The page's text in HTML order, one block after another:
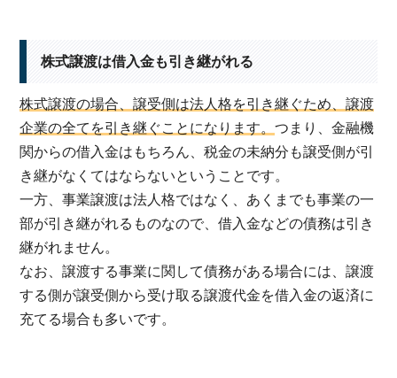
株式譲渡は借入金も引き継がれる
株式譲渡の場合、譲受側は法人格を引き継ぐため、譲渡
企業の全てを引き継ぐことになります。つまり、金融機
関からの借入金はもちろん、税金の未納分も譲受側が引
き継がなくてはならないということです。
一方、事業譲渡は法人格ではなく、あくまでも事業の一
部が引き継がれるものなので、借入金などの債務は引き
継がれません。
なお、譲渡する事業に関して債務がある場合には、譲渡
する側が譲受側から受け取る譲渡代金を借入金の返済に
充てる場合も多いです。